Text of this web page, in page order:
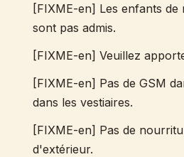
[FIXME-en] Les enfants de
sont pas admis.
[FIXME-en] Veuillez
[FIXME-en] Pas de GSM
dans les vestiaires.
[FIXME-en] Pas de
d'extérieur.